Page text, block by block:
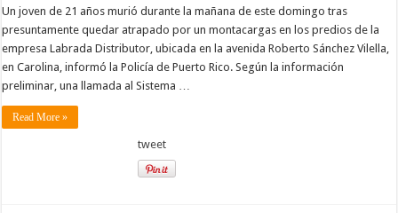
Un joven de 21 años murió durante la mañana de este domingo tras
presuntamente quedar atrapado por un montacargas en los predios de la
empresa Labrada Distributor, ubicada en la avenida Roberto Sánchez Vilella,
en Carolina, informó la Policía de Puerto Rico. Según la información
preliminar, una llamada al Sistema …
Read More »
tweet